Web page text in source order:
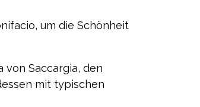
um die Schönheit
von Saccargia, den
mit typischen